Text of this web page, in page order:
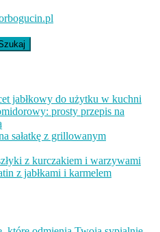
jabłkowy do użytku w kuchni
prosty przepis na
sałatkę z grillowanym
z kurczakiem i warzywami
z jabłkami i karmelem